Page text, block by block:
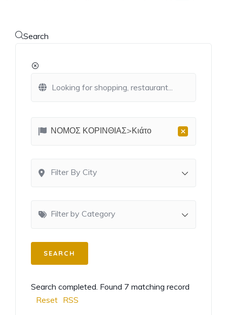
Search
×
ΝΟΜΟΣ ΚΟΡΙΝΘΙΑΣ>Κιάτο
Filter By City
Filter by Category
Search completed. Found 7 matching record
Reset RSS